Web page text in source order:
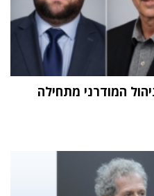
המודרני מתחילה